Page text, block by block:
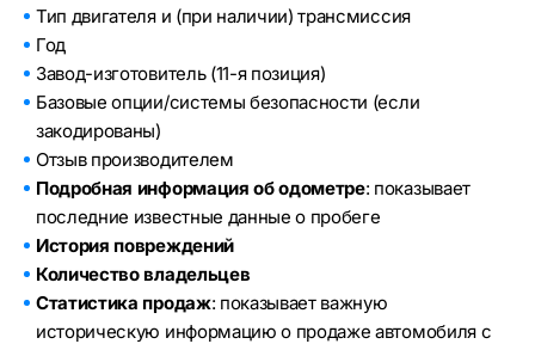
Тип двигателя и (при наличии) трансмиссия
Год
Завод-изготовитель (11-я позиция)
Базовые опции/системы безопасности (если
закодированы)
Отзыв производителем
Подробная информация об одометре: показывает
последние известные данные о пробеге
История повреждений
Количество владельцев
Статистика продаж: показывает важную
историческую информацию о продаже автомобиля с